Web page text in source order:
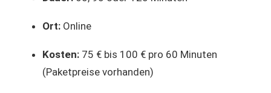
Ort: Online
Kosten: 75 € bis 100 € pro 60 Minuten
(Paketpreise vorhanden)